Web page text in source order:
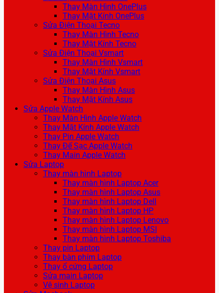
Thay Màn Hình OnePlus
Thay Mặt Kính OnePlus
Sửa Điện Thoại Tecno
Thay Màn Hình Tecno
Thay Mặt Kính Tecno
Sửa Điện Thoại Vsmart
Thay Màn Hình Vsmart
Thay Mặt Kính Vsmart
Sửa Điện Thoại Asus
Thay Màn Hình Asus
Thay Mặt Kính Asus
Sửa Apple Watch
Thay Màn Hình Apple Watch
Thay Mặt Kính Apple Watch
Thay Pin Apple Watch
Thay Đế Sạc Apple Watch
Thay Main Apple Watch
Sửa Laptop
Thay màn hình Laptop
Thay màn hình Laptop Acer
Thay màn hình Laptop Asus
Thay màn hình Laptop Dell
Thay màn hình Laptop HP
Thay màn hình Laptop Lenovo
Thay màn hình Laptop MSI
Thay màn hình Laptop Toshiba
Thay pin Laptop
Thay bàn phím Laptop
Thay ổ cứng Laptop
Sửa main Laptop
Vệ sinh Laptop